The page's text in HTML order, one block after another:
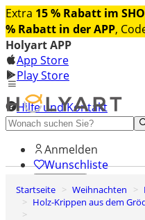
Extra 15 % Rabatt im
% Rabatt in der APP,
Holyart APP
App Store
Play Store
Hilfe und Kontakt
Entdecken Sie Premium
Anmelden
Wunschliste
0
Warenkorb
Startseite Weihnachten
Holz-Krippen aus dem